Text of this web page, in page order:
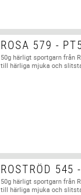
ROSA 579 -
50g härligt sportgarn från
till härliga mjuka och
ROSTRÖD 545
50g härligt sportgarn från
till härliga mjuka och